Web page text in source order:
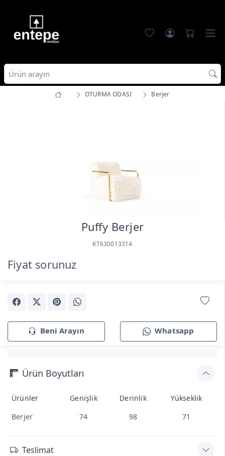
OTURMA ODASI Berjer
Puffy Berjer
KT630013314
Fiyat sorunuz
Beni Arayın Whatsapp
Ürün Boyutları
Ürünler Genişlik Derinlik
Yükseklik
Berjer
74 98 71
Teslimat